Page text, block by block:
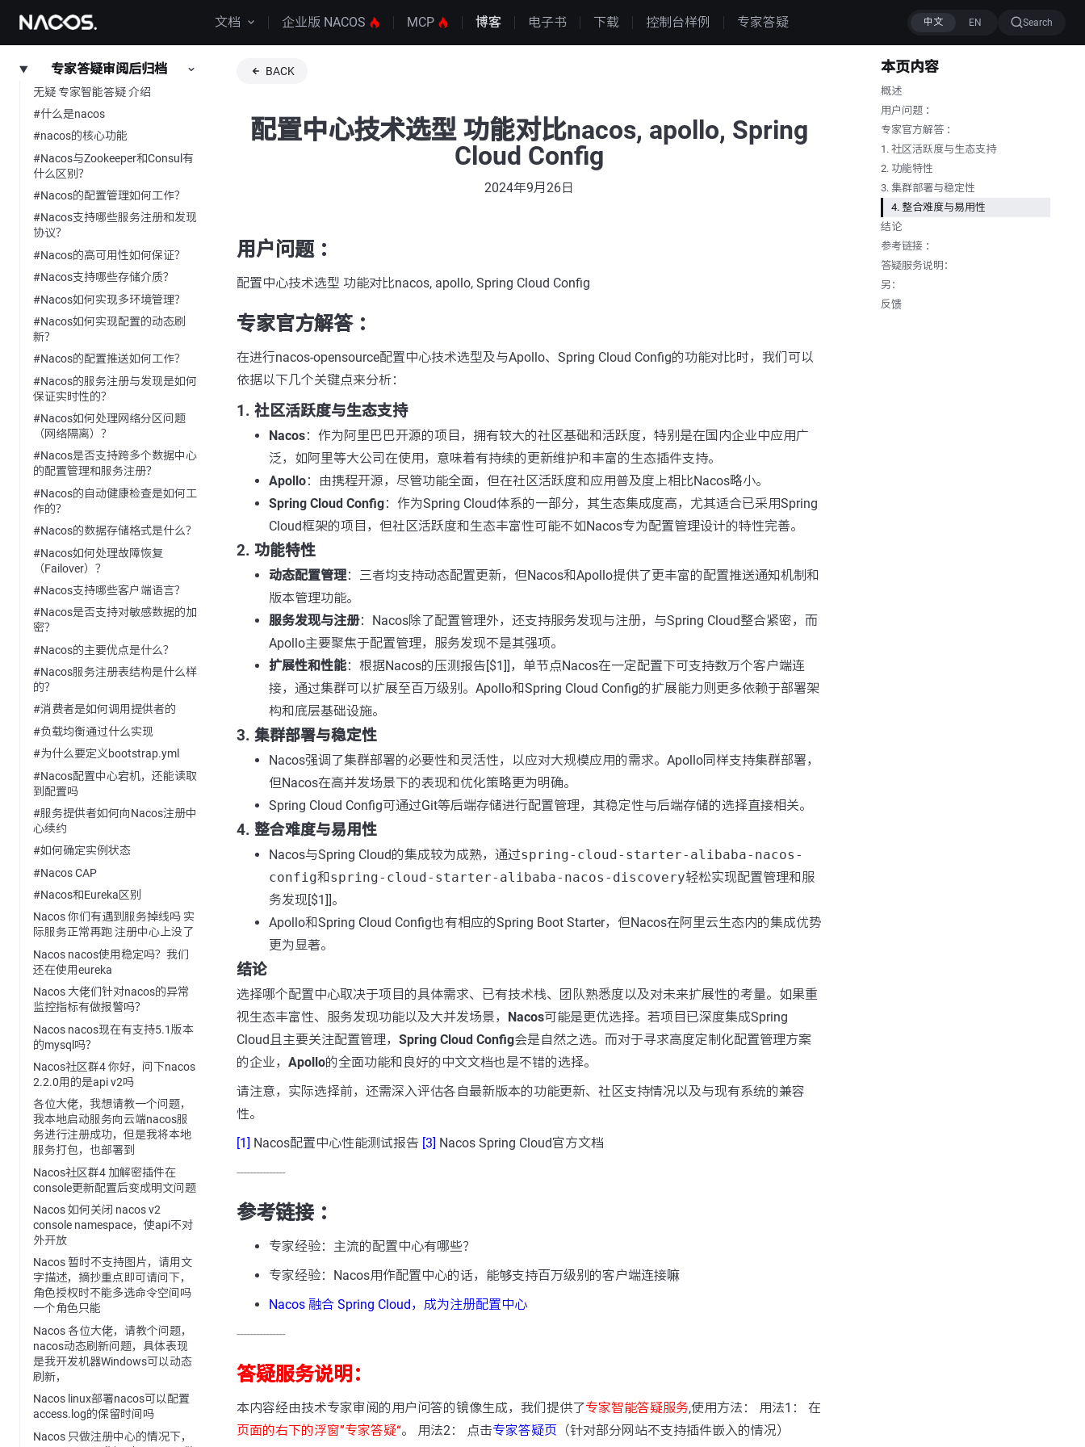
文档 企业版 NACOS MCP 博客 电子书 下载 控制台样例 专家答疑 Search
专家答疑审阅后归档
无疑 专家智能答疑 介绍
#什么是nacos
#nacos的核心功能
#Nacos与Zookeeper和Consul有
什么区别？
#Nacos的配置管理如何工作？
#Nacos支持哪些服务注册和发现
协议？
#Nacos的高可用性如何保证？
#Nacos支持哪些存储介质？
#Nacos如何实现多环境管理？
#Nacos如何实现配置的动态刷
新？
#Nacos的配置推送如何工作？
#Nacos的服务注册与发现是如何
保证实时性的？
#Nacos如何处理网络分区问题
（网络隔离）？
#Nacos是否支持跨多个数据中心
的配置管理和服务注册？
#Nacos的自动健康检查是如何工
作的？
#Nacos的数据存储格式是什么？
#Nacos如何处理故障恢复
（Failover）？
#Nacos支持哪些客户端语言？
#Nacos是否支持对敏感数据的加
密？
#Nacos的主要优点是什么？
#Nacos服务注册表结构是什么样
的？
#消费者是如何调用提供者的
#负载均衡通过什么实现
#为什么要定义bootstrap.yml
#Nacos配置中心宕机，还能读取
到配置吗
#服务提供者如何向Nacos注册中
心续约
#如何确定实例状态
#Nacos CAP
#Nacos和Eureka区别
Nacos 你们有遇到服务掉线吗 实
际服务正常再跑 注册中心上没了
Nacos nacos使用稳定吗？我们
还在使用eureka
Nacos 大佬们针对nacos的异常
监控指标有做报警吗？
Nacos nacos现在有支持5.1版本
的mysql吗？
Nacos社区群4 你好，问下nacos
2.2.0用的是api v2吗
各位大佬，我想请教一个问题，
我本地启动服务向云端nacos服
务进行注册成功，但是我将本地
服务打包，也部署到
Nacos社区群4 加解密插件在
console更新配置后变成明文问题
Nacos 如何关闭 nacos v2
console namespace，使api不对
外开放
Nacos 暂时不支持图片，请用文
字描述，摘抄重点即可请问下，
角色授权时不能多选命令空间吗
一个角色只能
Nacos 各位大佬，请教个问题，
nacos动态刷新问题，具体表现
是我开发机器Windows可以动态
刷新，
Nacos linux部署nacos可以配置
access.log的保留时间吗
Nacos 只做注册中心的情况下，
BACK
配置中心技术选型 功能对比nacos, apollo, Spring
Cloud Config
2024年9月26日
用户问题 ：
配置中心技术选型 功能对比nacos, apollo, Spring Cloud Config
专家官方解答 ：
在进行nacos-opensource配置中心技术选型及与Apollo、Spring Cloud Config的功能对比时，我们可以
依据以下几个关键点来分析：
1. 社区活跃度与生态支持
Nacos：作为阿里巴巴开源的项目，拥有较大的社区基础和活跃度，特别是在国内企业中应用广
泛，如阿里等大公司在使用，意味着有持续的更新维护和丰富的生态插件支持。
Apollo：由携程开源，尽管功能全面，但在社区活跃度和应用普及度上相比Nacos略小。
Spring Cloud Config：作为Spring Cloud体系的一部分，其生态集成度高，尤其适合已采用Spring
Cloud框架的项目，但社区活跃度和生态丰富性可能不如Nacos专为配置管理设计的特性完善。
2. 功能特性
动态配置管理：三者均支持动态配置更新，但Nacos和Apollo提供了更丰富的配置推送通知机制和
版本管理功能。
服务发现与注册：Nacos除了配置管理外，还支持服务发现与注册，与Spring Cloud整合紧密，而
Apollo主要聚焦于配置管理，服务发现不是其强项。
扩展性和性能：根据Nacos的压测报告[$1]]，单节点Nacos在一定配置下可支持数万个客户端连
接，通过集群可以扩展至百万级别。Apollo和Spring Cloud Config的扩展能力则更多依赖于部署架
构和底层基础设施。
3. 集群部署与稳定性
Nacos强调了集群部署的必要性和灵活性，以应对大规模应用的需求。Apollo同样支持集群部署，
但Nacos在高并发场景下的表现和优化策略更为明确。
Spring Cloud Config可通过Git等后端存储进行配置管理，其稳定性与后端存储的选择直接相关。
4. 整合难度与易用性
Nacos与Spring Cloud的集成较为成熟，通过spring-cloud-starter-alibaba-nacos-
config和spring-cloud-starter-alibaba-nacos-discovery轻松实现配置管理和服
务发现[$1]]。
Apollo和Spring Cloud Config也有相应的Spring Boot Starter，但Nacos在阿里云生态内的集成优势
更为显著。
结论
选择哪个配置中心取决于项目的具体需求、已有技术栈、团队熟悉度以及对未来扩展性的考量。如果重
视生态丰富性、服务发现功能以及大并发场景， Nacos可能是更优选择。若项目已深度集成Spring
Cloud且主要关注配置管理， Spring Cloud Config会是自然之选。而对于寻求高度定制化配置管理方案
的企业， Apollo的全面功能和良好的中文文档也是不错的选择。
请注意，实际选择前，还需深入评估各自最新版本的功能更新、社区支持情况以及与现有系统的兼容
性。
[1] Nacos配置中心性能测试报告 [3] Nacos Spring Cloud官方文档
---------------
参考链接 ：
专家经验：主流的配置中心有哪些？
专家经验：Nacos用作配置中心的话，能够支持百万级别的客户端连接嘛
Nacos 融合 Spring Cloud，成为注册配置中心
---------------
答疑服务说明：
本内容经由技术专家审阅的用户问答的镜像生成，我们提供了专家智能答疑服务,使用方法： 用法1： 在
页面的右下的浮窗”专家答疑“。 用法2： 点击专家答疑页 （针对部分网站不支持插件嵌入的情况）
本页内容
概述
用户问题 ：
专家官方解答 ：
1. 社区活跃度与生态支持
2. 功能特性
3. 集群部署与稳定性
4. 整合难度与易用性
结论
参考链接 ：
答疑服务说明：
另：
反馈